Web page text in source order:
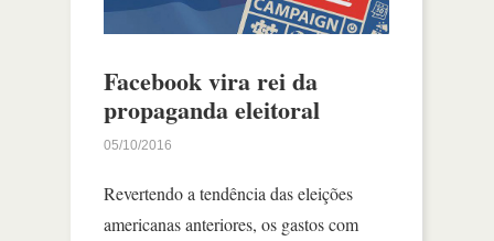
Facebook vira rei da
propaganda eleitoral
05/10/2016
Revertendo a tendência das eleições
americanas anteriores, os gastos com